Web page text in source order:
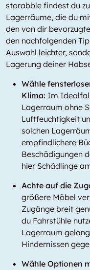
storabble findest du
Lagerräume, die du
den von dir
den nachfolgenden
Auswahl leichter,
Lagerung deiner
Wähle
Klima: Im
Lagerraum ohne
Luftfeuchtigkeit
solchen
empfindlichere
Beschädigungen
hier Schädlinge
Achte auf die
größere Möbel
Zugänge breit
du Fahrstühle
Lagerraum
Hindernissen
Wähle Optionen